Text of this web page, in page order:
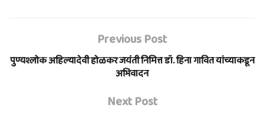
Previous Post
पुण्यश्लोक अहिल्यादेवी होळकर जयंती निमित्त डॉ. हिना गावित यांच्याकडून
अभिवादन
Next Post